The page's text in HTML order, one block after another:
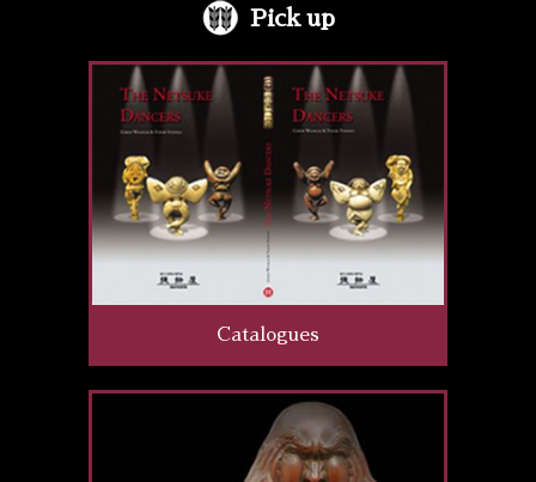
Pick up
Catalogues